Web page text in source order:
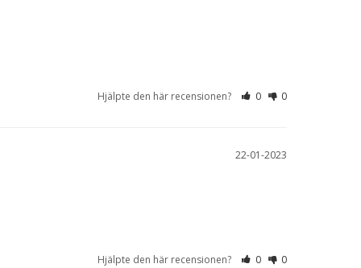
Hjälpte den här recensionen? 0 0
22-01-2023
Hjälpte den här recensionen? 0 0